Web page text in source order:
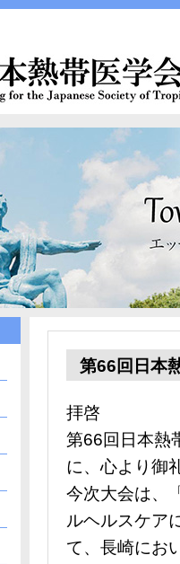
第66回日本
拝啓
第66回日本熱
に、心より御
今次大会は、
ルヘルスケア
て、長崎にお